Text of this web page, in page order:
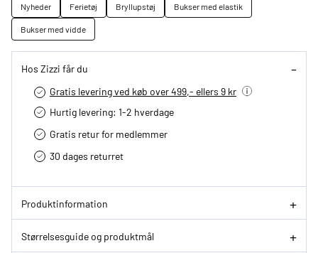
Nyheder Ferietøj Bryllupstøj
Bukser med elastik
Bukser med vidde
Hos Zizzi får du
Gratis levering ved køb over 499,- ellers 9 kr
Hurtig levering­: 1-2 hverdage
Gratis retur for medlemmer
30 dages returret
Produktinformation
Størrelsesguide og produktmål